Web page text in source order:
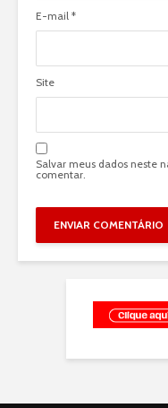
E-mail *
Site
Salvar meus dados neste
comentar.